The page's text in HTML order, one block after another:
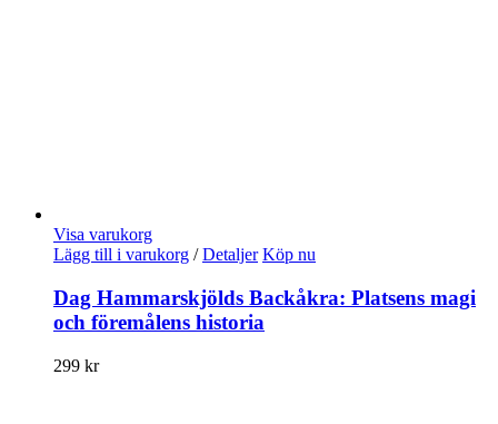
Visa varukorg
Lägg till i varukorg / Detaljer Köp nu
Dag Hammarskjölds Backåkra: Platsens magi
och föremålens historia
299 kr